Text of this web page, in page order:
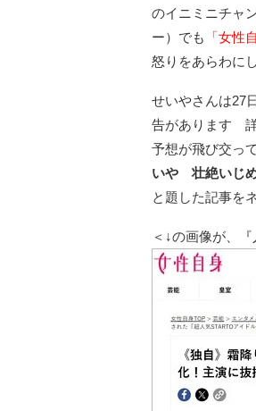
のイニミニチャ
ー）でも
「女性
怒りをあらわに
せいやさんは27
告があります 詳
予想が飛び交っ
いや 壮絶いじめ
と題した記事を
＜↓の画像が、